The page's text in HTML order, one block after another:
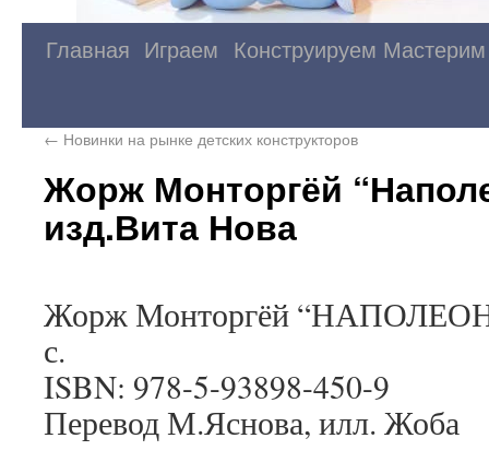
Главная Играем Конструируем Мастерим
← Новинки на рынке детских конструкторов
Жорж Монторгёй
изд.Вита Нова
Жорж Монторгёй
с.
ISBN: 978-5-93898-450-9
Перевод М.Яснова, илл. Жоба